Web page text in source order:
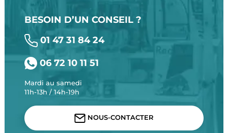
BESOIN D’UN CONSEIL ?
01 47 31 84 24
06 72 10 11 51
Mardi au samedi
11h-13h / 14h-19h
NOUS-CONTACTER